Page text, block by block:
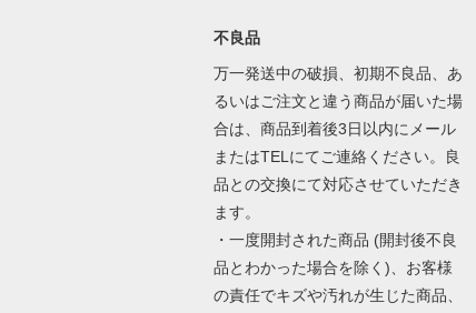
不良品
万一発送中の破損、初期不良品、あ
るいはご注文と違う商品が届いた場
合は、商品到着後3日以内にメール
またはTELにてご連絡ください。良
品との交換にて対応させていただき
ます。
・一度開封された商品 (開封後不良
品とわかった場合を除く)、お客様
の責任でキズや汚れが生じた商品、